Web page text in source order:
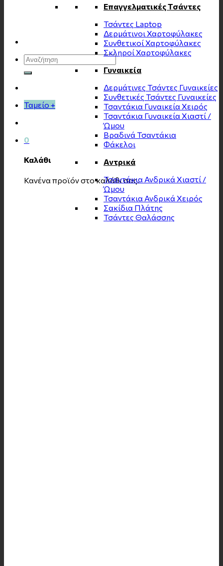
Αναζήτηση
για:
Ταμείο +
0
Καλάθι
Κανένα προϊόν στο καλάθι σας.
Επαγγελματικές Τσάντες
Τσάντες Laptop
Δερμάτινοι Χαρτοφύλακες
Συνθετικοί Χαρτοφύλακες
Σκληροί Χαρτοφύλακες
Γυναικεία
Δερμάτινες Τσάντες Γυναικείες
Συνθετικές Τσάντες Γυναικείες
Τσαντάκια Γυναικεία Χειρός
Τσαντάκια Γυναικεία Χιαστί /
Ώμου
Βραδινά Τσαντάκια
Φάκελοι
Αντρικά
Τσαντάκια Ανδρικά Χιαστί /
Ώμου
Τσαντάκια Ανδρικά Χειρός
Σακίδια Πλάτης
Τσάντες Θαλάσσης